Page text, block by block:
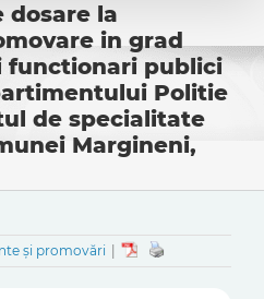
dosare la
in grad
functionari publici
Politie
de specialitate
Margineni,
și promovări